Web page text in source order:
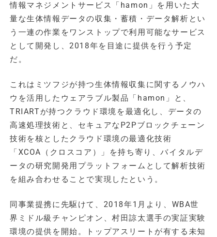
情報マネジメントサービス「hamon」を用いた大
量な生体情報データの収集・蓄積・データ解析とい
う一連の作業をワンストップで利用可能なサービス
として開発し、2018年を目途に提供を行う予定
だ。
これはミツフジが持つ生体情報収集に関するノウハ
ウを活用したウェアラブル製品「hamon」と、
TRIARTが持つクラウド環境を最適化し、データの
高速処理技術と、セキュアなP2Pブロックチェーン
技術を核としたクラウド環境の最適化技術
「XCOA（クロスコア）」を持ち寄り、バイタルデ
ータの研究開発用プラットフォームとして解析技術
を組み合わせることで実現したという。
同事業提携に先駆けて、2018年1月より、WBA世
界ミドル級チャンピオン、村田諒太選手の実証実験
環境の提供を開始。トップアスリートが有する未知